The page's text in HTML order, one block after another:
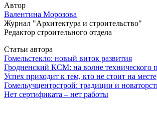
Автор
Валентина Морозова
Журнал "Архитектура и строительство"
Редактор строительного отдела
Статьи автора
Гомельстекло: новый виток развития
Гродненский КСМ: на волне технического
Успех приходит к тем, кто не стоит на месте
Гомельучцентрстрой: традиции и
Нет сертификата – нет работы